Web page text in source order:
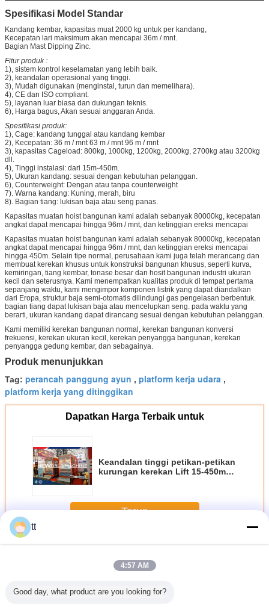
Spesifikasi Model Standar
Kandang kembar, kapasitas muat 2000 kg untuk per kandang,
Kecepatan lari maksimum akan mencapai 36m / mnt.
Bagian Mast Dipping Zinc.
Fitur produk :
1), sistem kontrol keselamatan yang lebih baik.
2), keandalan operasional yang tinggi.
3), Mudah digunakan (menginstal, turun dan memelihara).
4), CE dan ISO compliant.
5), layanan luar biasa dan dukungan teknis.
6), Harga bagus, Akan sesuai anggaran Anda.
Spesifikasi produk:
1), Cage: kandang tunggal atau kandang kembar
2), Kecepatan: 36 m / mnt 63 m / mnt 96 m / mnt
3), kapasitas Cageload: 800kg, 1000kg, 1200kg, 2000kg, 2700kg atau 3200kg
dll.
4), Tinggi instalasi: dari 15m-450m.
5), Ukuran kandang: sesuai dengan kebutuhan pelanggan.
6), Counterweight: Dengan atau tanpa counterweight
7). Warna kandang: Kuning, merah, biru
8). Bagian tiang: lukisan baja atau seng panas.
Kapasitas muatan hoist bangunan kami adalah sebanyak 80000kg, kecepatan
angkat dapat mencapai hingga 96m / mnt, dan ketinggian ereksi mencapai
Kapasitas muatan hoist bangunan kami adalah sebanyak 80000kg, kecepatan
angkat dapat mencapai hingga 96m / mnt, dan ketinggian ereksi mencapai
hingga 450m. Selain tipe normal, perusahaan kami juga telah merancang dan
membuat kerekan khusus untuk konstruksi bangunan khusus, seperti kurva,
kemiringan, tiang kembar, tonase besar dan hosit bangunan industri ukuran
kecil dan seterusnya. Kami menempatkan kualitas produk di tempat pertama
sepanjang waktu, kami mengimpor komponen listrik yang dapat diandalkan
dari Eropa, struktur baja semi-otomatis dilindungi gas pengelasan berbentuk.
bagian tiang dapat lukisan baja atau mencelupkan seng. pada waktu yang
berarti, ukuran kandang dapat dirancang sesuai dengan kebutuhan pelanggan.
Kami memiliki kerekan bangunan normal, kerekan bangunan konversi
frekuensi, kerekan ukuran kecil, kerekan penyangga bangunan, kerekan
penyangga gedung kembar, dan sebagainya.
Produk menunjukkan
Tag: perancah panggung ayun , platform kerja udara ,
platform kerja yang ditinggikan
Dapatkan Harga Terbaik untuk
Keandalan tinggi petikan-petikan
kurungan kerekan Lift 15-450m
Terus
LebihTali ditangguhkan Platform
tt
4:57 AM
Good day, what product are you looking for?